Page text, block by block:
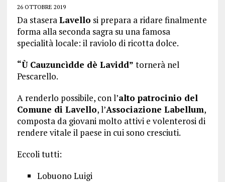
26 OTTOBRE 2019
Da staseraLavello si prepara a ridare finalmente
forma alla seconda sagra su una famosa
specialità locale: il raviolo di ricotta dolce.
“Ù Cauzuncìdde dè Lavidd” tornerà nel
Pescarello.
A renderlo possibile, con l’alto patrocinio del
Comune di Lavello, l’Associazione Labellum,
composta da giovani molto attivi e volenterosi di
rendere vitale il paese in cui sono cresciuti.
Eccoli tutti:
Lobuono Luigi